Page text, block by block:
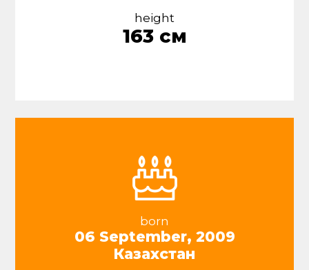
height
163 см
born
06 September, 2009
Казахстан